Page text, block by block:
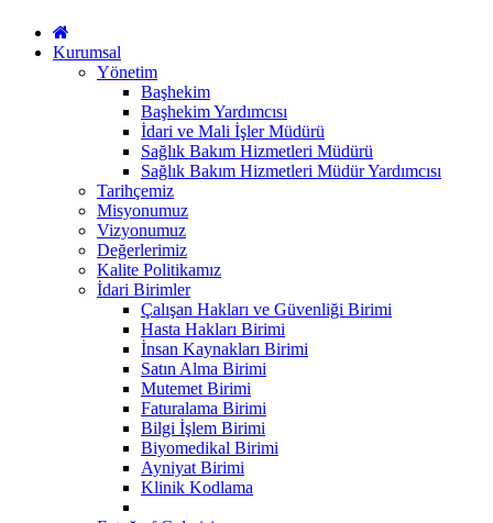
Kurumsal
Yönetim
Başhekim
Başhekim Yardımcısı
İdari ve Mali İşler Müdürü
Sağlık Bakım Hizmetleri Müdürü
Sağlık Bakım Hizmetleri Müdür Yardımcısı
Tarihçemiz
Misyonumuz
Vizyonumuz
Değerlerimiz
Kalite Politikamız
İdari Birimler
Çalışan Hakları ve Güvenliği Birimi
Hasta Hakları Birimi
İnsan Kaynakları Birimi
Satın Alma Birimi
Mutemet Birimi
Faturalama Birimi
Bilgi İşlem Birimi
Biyomedikal Birimi
Ayniyat Birimi
Klinik Kodlama